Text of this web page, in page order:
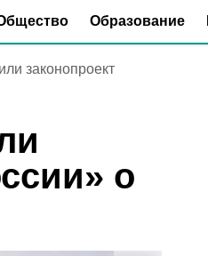
Образование
законопроект
о